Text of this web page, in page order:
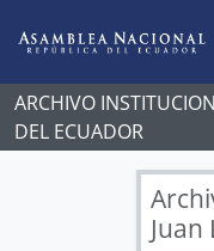
ARCHIVO
DEL ECUADOR